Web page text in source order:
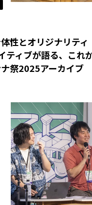
性とオリジナリテ
ティブが語る、これ
祭2025アーカイブ